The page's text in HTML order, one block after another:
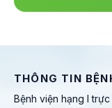
THÔNG TIN
Bệnh viện hạng I